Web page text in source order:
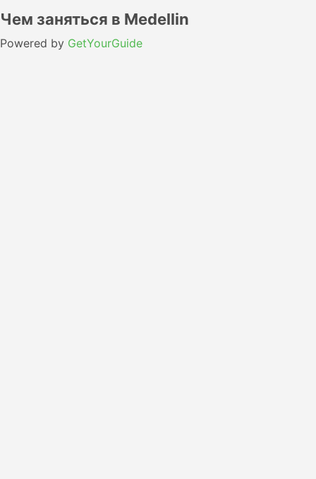
Чем заняться в Medellin
Powered by GetYourGuide